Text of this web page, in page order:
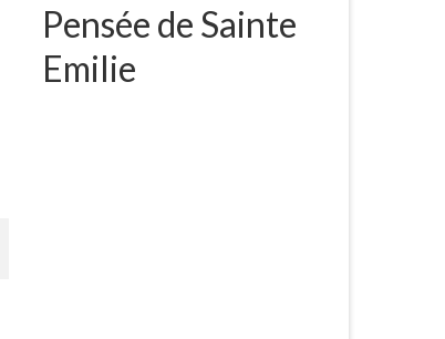
Pensée de Sainte
Emilie